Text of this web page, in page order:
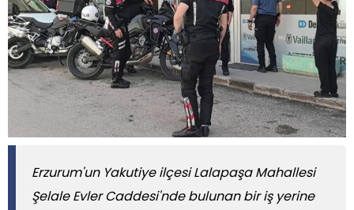
Erzurum'un Yakutiye ilçesi Lalapaşa Mahallesi
Şelale Evler Caddesi'nde bulunan bir iş yerine